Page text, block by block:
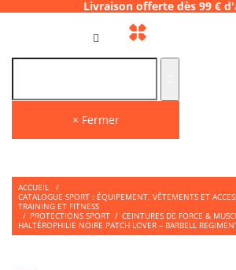
offerte dès 99 €
× Fermer
ACCUEIL
/
CATALOGUE SPORT : ÉQUIPEMENT, VÊTEMENTS ET
TRAINING ET FITNESS
/ PROTECTIONS SPORT / CEINTURES DE FORCE &
HALTÉROPHILIE NOIRE PATCH LOVER – BARBELL